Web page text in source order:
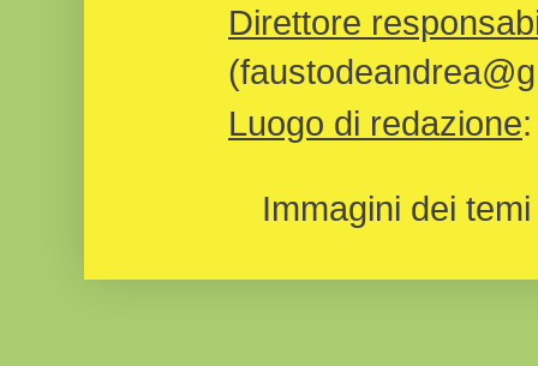
Direttore
Luogo di redazione
Immagini dei